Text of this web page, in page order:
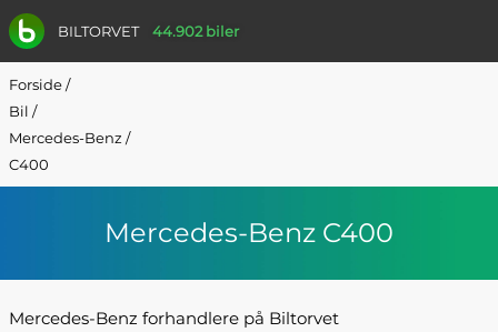
BILTORVET 44.902 biler
Forside/
Bil /
Mercedes-Benz /
C400
Mercedes-Benz C400
Mercedes-Benz forhandlere på Biltorvet